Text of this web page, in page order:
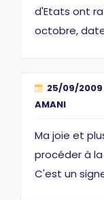
d'Etats ont
octobre,
25/09/2009
AMANI
Ma joie et
procéder à
C'est un